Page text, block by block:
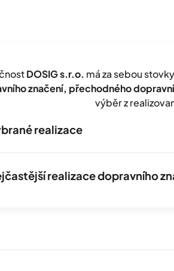
DOSIG s.r.o. má za sebou
značení, přechodného
výběr z
realizace
realizace dopravního